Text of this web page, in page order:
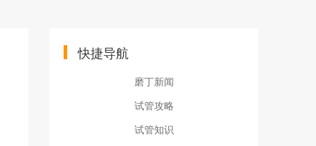
快捷导航
磨丁新闻
试管攻略
试管知识